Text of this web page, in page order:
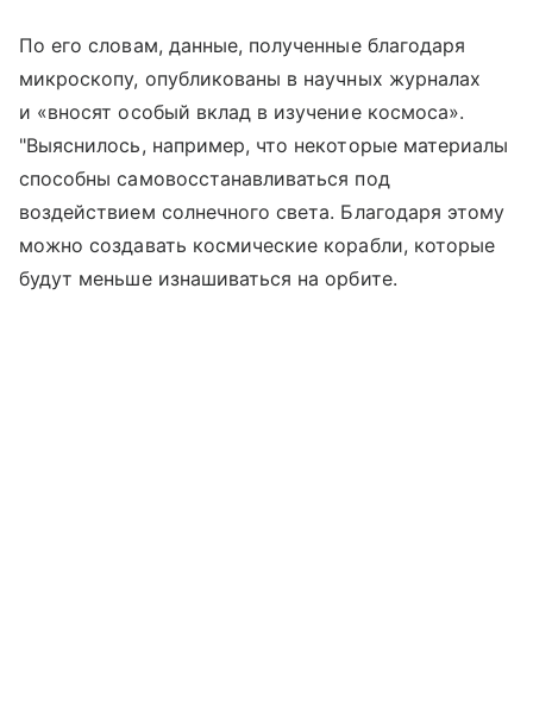
По его словам, данные, полученные благодаря
микроскопу, опубликованы в научных журналах
и «вносят особый вклад в изучение космоса».
"Выяснилось, например, что некоторые материалы
способны самовосстанавливаться под
воздействием солнечного света. Благодаря этому
можно создавать космические корабли, которые
будут меньше изнашиваться на орбите.